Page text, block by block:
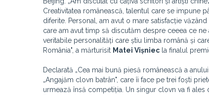
Creativitatea românească, talentul care se impune
diferite. Personal, am avut o mare satisfacție
care am avut timp să discutăm despre ceeea ce
veritabile personalități care știu limba română și
România", a mărturisit Matei Vișniec la finalul
Declarată „Cea mai bună piesă românească a
„Angajăm clovn batrân", care îi face pe trei foști
urmează însă competiția. Un singur clovn va fi